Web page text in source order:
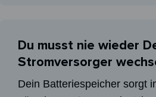
Du musst nie wieder
Stromversorger
Dein Batteriespeicher sorgt